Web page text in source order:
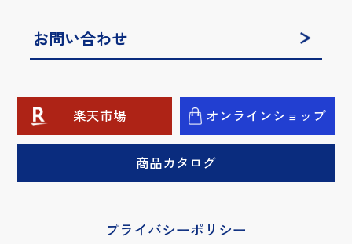
お問い合わせ
楽天市場 オンラインショップ
商品カタログ
プライバシーポリシー